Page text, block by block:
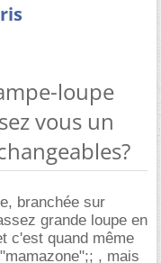
loupe
vous un
branchée sur
grande loupe en
c'est quand même
, mais